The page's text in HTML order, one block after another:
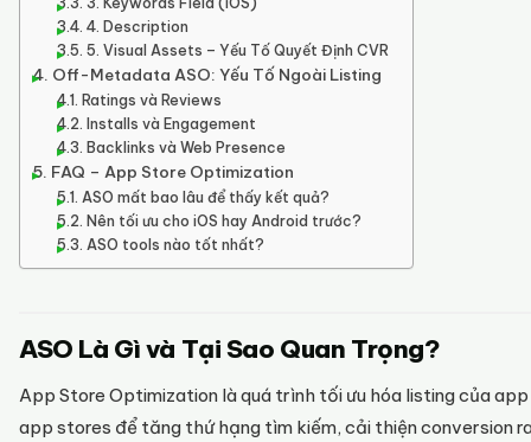
4. Description
5. Visual Assets – Yếu Tố Quyết Định CVR
Off-Metadata ASO: Yếu Tố Ngoài Listing
Ratings và Reviews
Installs và Engagement
Backlinks và Web Presence
FAQ – App Store Optimization
ASO mất bao lâu để thấy kết quả?
Nên tối ưu cho iOS hay Android trước?
ASO tools nào tốt nhất?
ASO Là Gì và Tại Sao Quan Trọng?
App Store Optimization là quá trình tối ưu hóa listing của
app stores để tăng thứ hạng tìm kiếm, cải thiện conversion